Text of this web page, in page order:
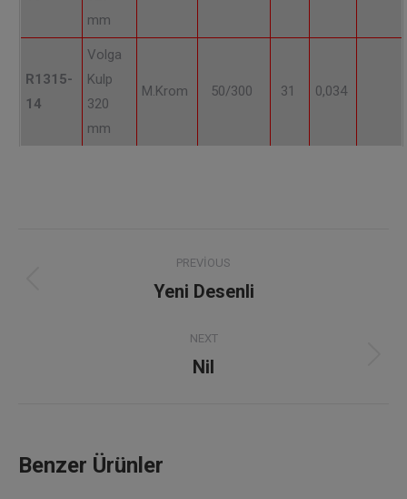
mm
R1315-
14
Volga
Kulp
320
mm
M.Krom 50/300 31 0,034
navigation
PREVIOUS
Previous
Yeni Desenli
NEXT
Next
Nil
Benzer Ürünler